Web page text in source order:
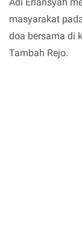
Adi Erlansyah
masyarakat
doa bersama di
Tambah Rejo.